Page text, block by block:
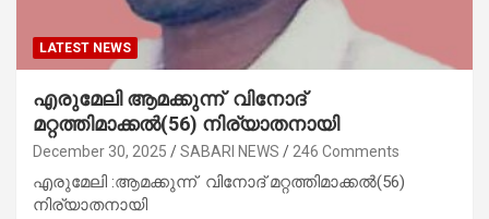
LATEST NEWS
എരുമേലി ആമക്കുന്ന് വിനോദ്
മറ്റത്തിമാക്കൽ(56) നിര്യാതനായി
December 30, 2025 SABARI NEWS 246 Comments
എരുമേലി :ആമക്കുന്ന് വിനോദ് മറ്റത്തിമാക്കൽ(56)
നിര്യാതനായി